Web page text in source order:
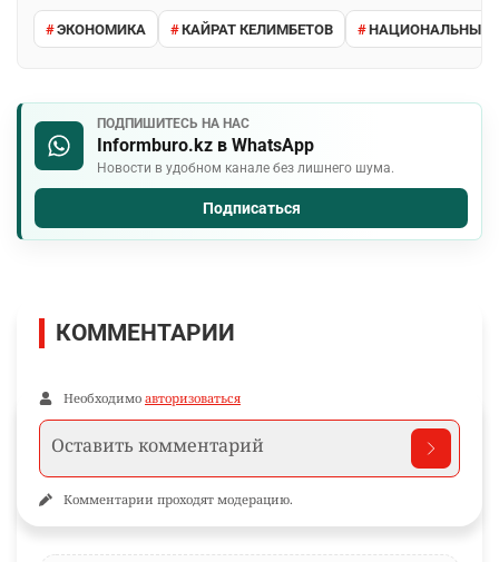
ЭКОНОМИКА КАЙРАТ КЕЛИМБЕТОВ НАЦИОНАЛЬНЫЙ
ПОДПИШИТЕСЬ НА НАС
Informburo.kz в WhatsApp
Новости в удобном канале без лишнего шума.
Подписаться
КОММЕНТАРИИ
Необходимо авторизоваться
Комментарии проходят модерацию.